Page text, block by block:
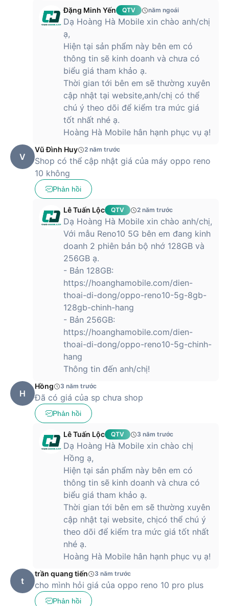
Việt Nam là đến tháng 9/2023. Vì vậy, bạn sẽ cần chờ thêm
một thời gian nữa để cầm chiếc smartphone này trên tay
OPPO Reno10 Pro Plus giá bao nhiêu?
Hiện tại, chưa có giá chính thức củaReno10 Pro Plustại thị
trường Việt Nam. Tuy nhiên, theo tham khảo giá tại thị trường
Ấn Độ thì sản phẩm hiện có giá khoảng ₹54 999 (tương
đương khoảng 16 triệu VNĐ). Bạn có thể theo dõi cập nhật
giá mới nhất của sản phẩm trên website của Hoàng Hà
Nhận thông tin OPPO Reno10 Pro Plus tại Hoàng Hà Mobile
Có thể thấy, Reno10 Pro Plus là chiếc smartphone cao cấp
sở hữu thông số ấn tượng. Để biết chính xác ngày mở bán
và thông tin sản phẩm mới nhất, hãy xem trang Hoàng Hà
Mobile nhé. Ngoài ra, bạn có thể tham khảo thêm sản phẩm
OPPO Reno10 với mức giá hấp dẫn trên website hoặc tại hệ
thống cửa hàng của chúng tôi.
Đặng Minh Yến QTV năm ngoái
Dạ Hoàng Hà Mobile xin chào anh/chị
ạ,
Hiện tại sản phẩm này bên em có
thông tin sẽ kinh doanh và chưa có
biểu giá tham khảo ạ.
Thời gian tới bên em sẽ thường xuyên
cập nhật tại website,anh/chị có thể
chú ý theo dõi để kiểm tra mức giá
tốt nhất nhé ạ.
Hoàng Hà Mobile hân hạnh phục vụ ạ!
V
Vũ Đình Huy 2 năm trước
Shop có thể cập nhật giá của máy oppo reno
10 không
Phản hồi
Lê Tuấn Lộc QTV 2 năm trước
Dạ Hoàng Hà Mobile xin chào anh/chị,
Với mẫu Reno10 5G bên em đang kinh
doanh 2 phiên bản bộ nhớ 128GB và
256GB ạ.
- Bản 128GB:
https://hoanghamobile.com/dien-
thoai-di-dong/oppo-reno10-5g-8gb-
128gb-chinh-hang
- Bản 256GB:
https://hoanghamobile.com/dien-
thoai-di-dong/oppo-reno10-5g-chinh-
hang
Thông tin đến anh/chị!
H
Hồng 3 năm trước
Đã có giá của sp chưa shop
Phản hồi
Lê Tuấn Lộc QTV 3 năm trước
Dạ Hoàng Hà Mobile xin chào chị
Hồng ạ,
Hiện tại sản phẩm này bên em có
thông tin sẽ kinh doanh và chưa có
biểu giá tham khảo ạ.
Thời gian tới bên em sẽ thường xuyên
cập nhật tại website, chịcó thể chú ý
theo dõi để kiểm tra mức giá tốt nhất
nhé ạ.
Hoàng Hà Mobile hân hạnh phục vụ ạ!
t
trần quang tiến 3 năm trước
cho mình hỏi giá của oppo reno 10 pro plus
Phản hồi